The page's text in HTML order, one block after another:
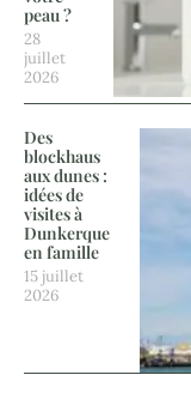
peau ?
28
juillet
2026
Des
blockhaus
aux dunes :
idées de
visites à
Dunkerque
en famille
15 juillet
2026